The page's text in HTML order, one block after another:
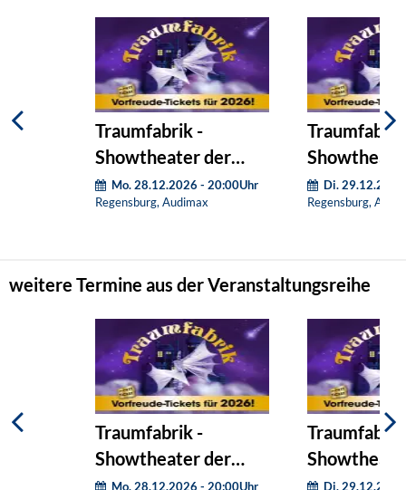
Traumfabrik -
Showtheater der
Phantasie
Mo. 28.12.2026 - 20:00Uhr
Regensburg, Audimax
Phantasie
Di.
Regensburg,
weitere Termine aus der Veranstaltungsreihe
Traumfabrik -
Showtheater der
Phantasie
Mo. 28.12.2026 - 20:00Uhr
Phantasie
Di.